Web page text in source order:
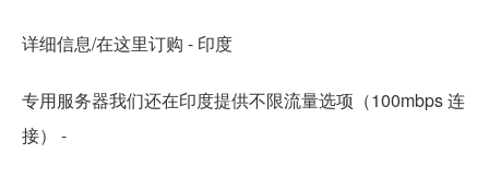
详细信息/在这里订购 - 印度
专用服务器我们还在印度提供不限流量选项（100mbps 连
接） -